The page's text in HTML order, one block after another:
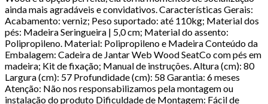
ainda mais agradáveis e convidativos. Características Gerais:
Acabamento: verniz; Peso suportado: até 110kg; Material dos
pés: Madeira Seringueira | 5,0 cm; Material do assento:
Polipropileno. Material: Polipropileno e Madeira Conteúdo da
Embalagem: Cadeira de Jantar Web Wood SeatCo com pés em
madeira; Kit de fixação; Manual de instruções. Altura (cm): 80
Largura (cm): 57 Profundidade (cm): 58 Garantia: 6 meses
Atenção: Não nos responsabilizamos pela montagem ou
instalação do produto Dificuldade de Montagem: Fácil de